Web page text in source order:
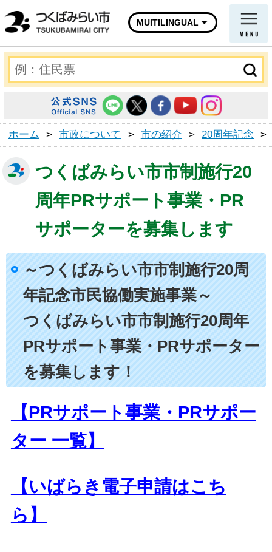
MUITILINGUAL
ホーム > 市政について > 市の紹介 > 20周年記念 >
つくばみらい市市制施行20
周年PRサポート事業・PR
サポーターを募集します
～つくばみらい市市制施行20周
年記念市民協働実施事業～
つくばみらい市市制施行20周年
PRサポート事業・PRサポーター
を募集します！
【PRサポート事業・PRサポー
ター 一覧】
【いばらき電子申請はこち
ら】